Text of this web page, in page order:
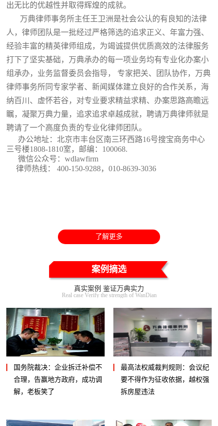
出无比的优越性并取得辉煌的成就。
万典律师事务所主任王卫洲是社会公认的有良知的法律
人，律师团队是一批经过严格筛选的追求正义、年富力强、
经验丰富的精英律师组成，为竭诚提供优质高效的法律服务
打下了坚实基础，万典承办的每一项业务均有专业化办案小
组承办，业务监督委员会指导， 专家把关、团队协作，万典
律师事务所同专家学者、新闻媒体建立良好的合作关系，海
纳百川、虚怀若谷，对专业要求精益求精、办案思路高瞻远
瞩，凝聚万典力量，追求追求卓越成就，聘请万典律师就是
聘请了一个高度负责的专业化律师团队。
办公地址：北京市丰台区南三环西路16号搜宝商务中心
三号楼1808-1810室 ，邮编：100068.
微信公众号：wdlawfirm
律师热线： 400-150-9288，010-8639-3036
了解更多
案例摘选
真实案例 鉴证万典实力
Real case Verify the strength of WanDian
国务院裁决：企业拆迁补偿不
合理，告赢地方政府，成功调
解，老板笑了
最高法权威裁判规则：会议纪
要不得作为征收依据，越权强
拆房屋违法